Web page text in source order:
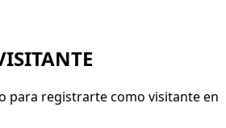
para registrarte como visitante en